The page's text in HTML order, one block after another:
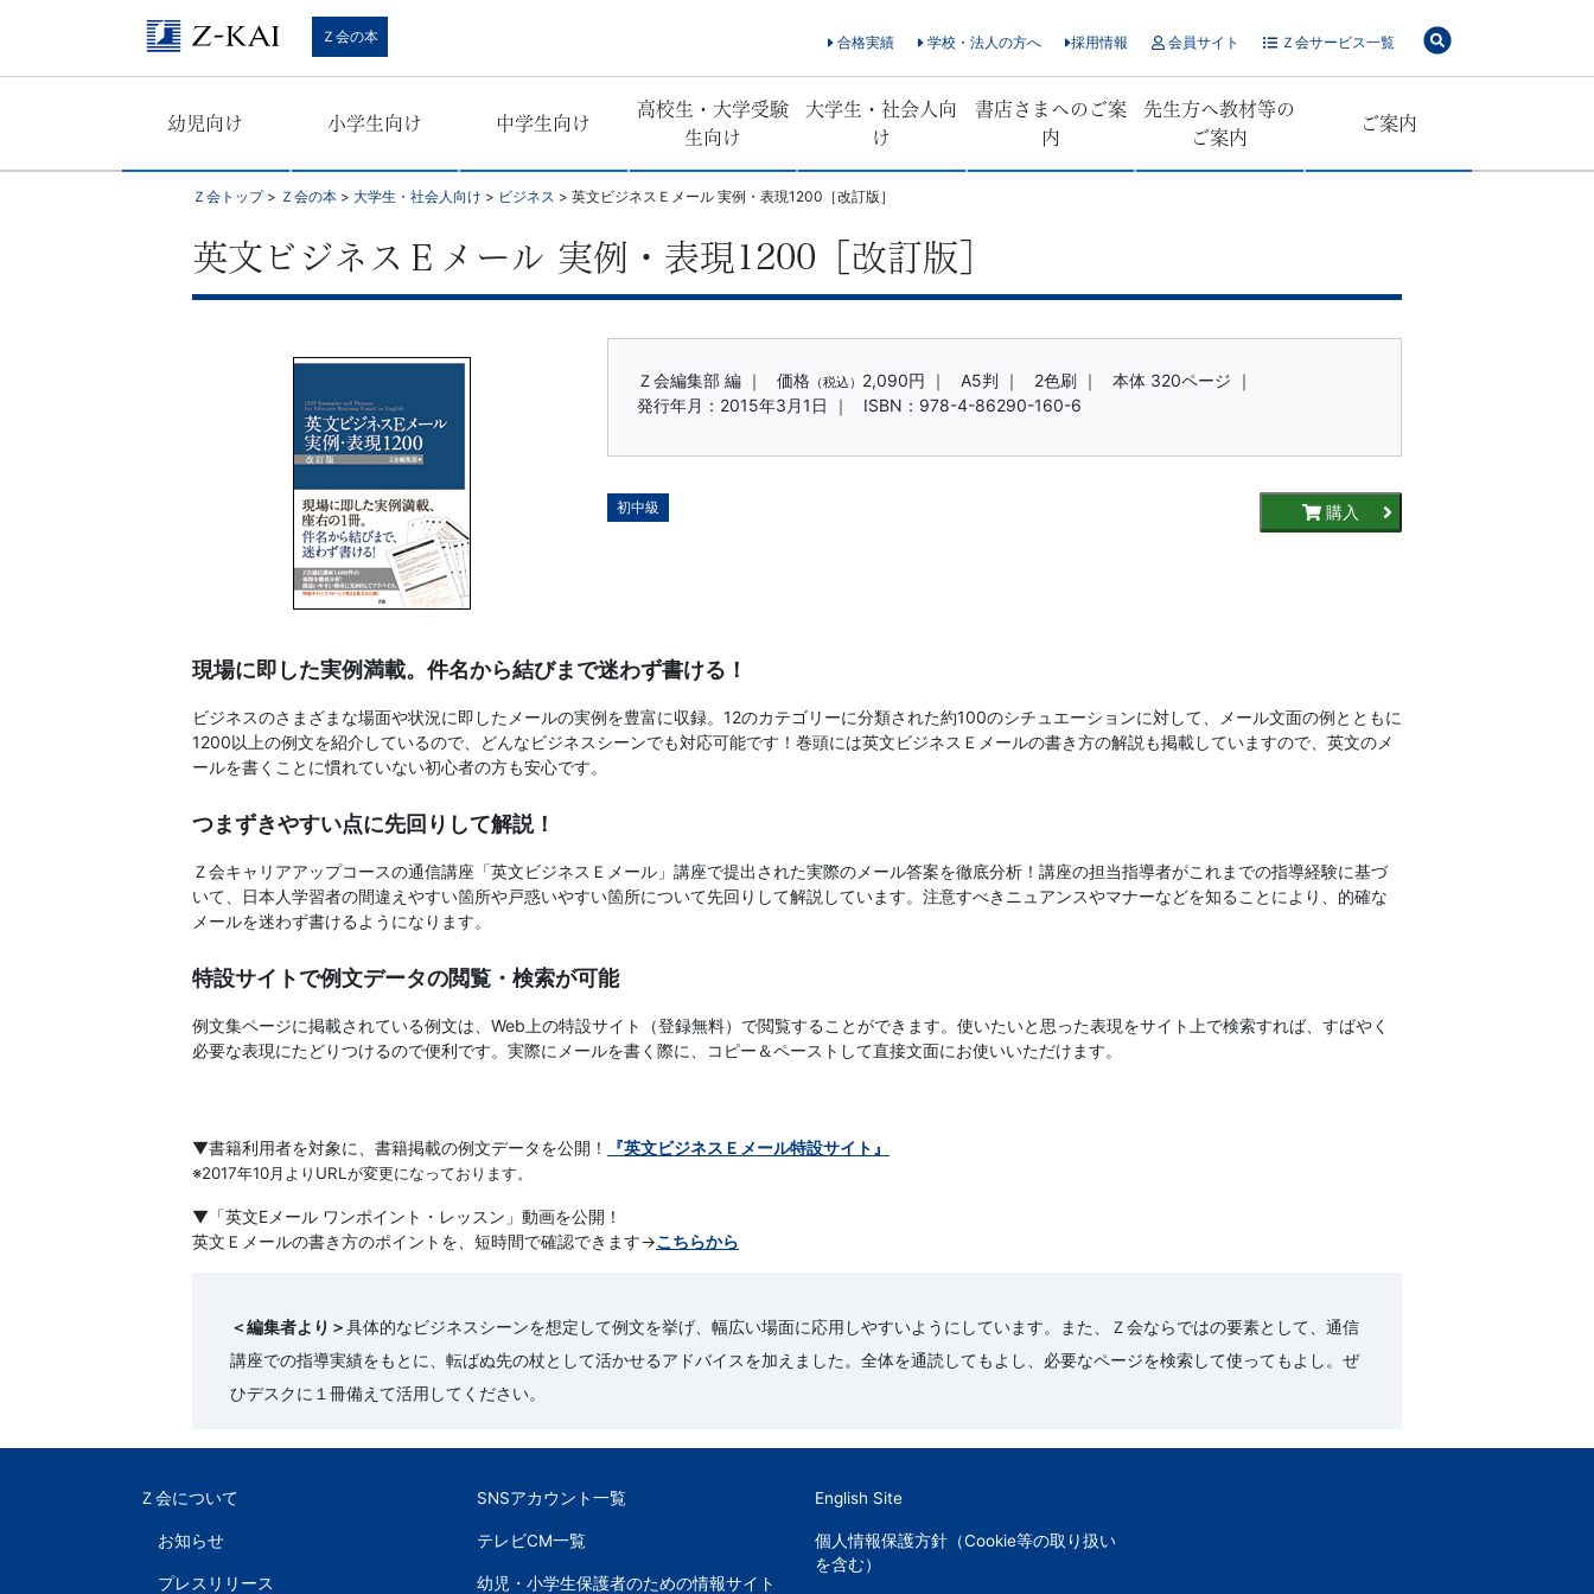
習
Ｚ会の本 合格実績 学校・法人の方へ 採用情報 会員サイト Ｚ会サービス一覧
幼児向け 小学生向け 中学生向け
高校生・大学受験
生向け
大学生・社会人向
け
書店さまへのご案
内
先生方へ教材等の
ご案内
ご案内
Ｚ会トップ> Ｚ会の本 > 大学生・社会人向け > ビジネス > 英文ビジネスＥメール 実例・表現1200［改訂版］
英文ビジネスＥメール 実例・表現1200［改訂版］
Ｚ会編集部 編 ｜ 価格 （税込） 2,090円 ｜ A5判 ｜ 2色刷 ｜
本体 320ページ ｜
発行年月：2015年3月1日 ｜
ISBN：978-4-86290-160-6
初中級 購入
現場に即した実例満載。件名から結びまで迷わず書ける！
ビジネスのさまざまな場面や状況に即したメールの実例を豊富に収録。12のカテゴリーに分類された約100のシチュエーションに対して、メール文面の例とともに
1200以上の例文を紹介しているので、どんなビジネスシーンでも対応可能です！巻頭には英文ビジネスＥメールの書き方の解説も掲載していますので、英文のメ
ールを書くことに慣れていない初心者の方も安心です。
つまずきやすい点に先回りして解説！
Ｚ会キャリアアップコースの通信講座「英文ビジネスＥメール」講座で提出された実際のメール答案を徹底分析！講座の担当指導者がこれまでの指導経験に基づ
いて、日本人学習者の間違えやすい箇所や戸惑いやすい箇所について先回りして解説しています。注意すべきニュアンスやマナーなどを知ることにより、的確な
メールを迷わず書けるようになります。
特設サイトで例文データの閲覧・検索が可能
例文集ページに掲載されている例文は、Web上の特設サイト（登録無料）で閲覧することができます。使いたいと思った表現をサイト上で検索すれば、すばやく
必要な表現にたどりつけるので便利です。実際にメールを書く際に、コピー＆ペーストして直接文面にお使いいただけます。
▼書籍利用者を対象に、書籍掲載の例文データを公開！ 『英文ビジネスＥメール特設サイト』
※2017年10月よりURLが変更になっております。
▼「英文Eメール ワンポイント・レッスン」動画を公開！
英文Ｅメールの書き方のポイントを、短時間で確認できます→こちらから
＜編集者より＞具体的なビジネスシーンを想定して例文を挙げ、幅広い場面に応用しやすいようにしています。また、Ｚ会ならではの要素として、通信
講座での指導実績をもとに、転ばぬ先の杖として活かせるアドバイスを加えました。全体を通読してもよし、必要なページを検索して使ってもよし。ぜ
ひデスクに１冊備えて活用してください。
Ｚ会について
お知らせ
プレスリリース
SNSアカウント一覧
テレビCM一覧
幼児・小学生保護者のための情報サイト
English Site
個人情報保護方針（Cookie等の取り扱い
を含む）